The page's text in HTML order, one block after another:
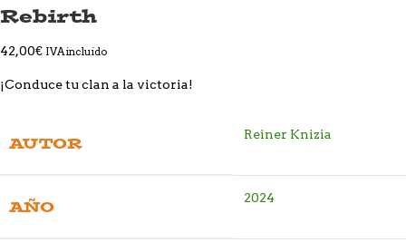
Rebirth
42,00€ IVA incluido
¡Conduce tu clan a la victoria!
AUTOR Reiner Knizia
AÑO 2024